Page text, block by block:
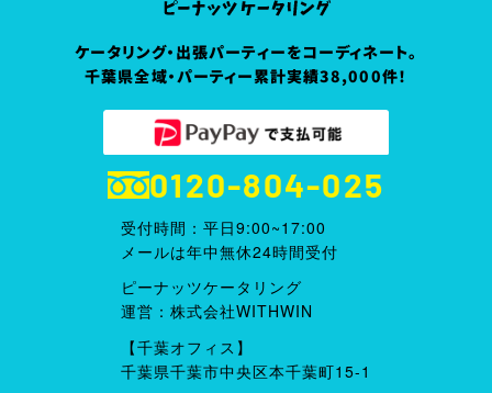
ケータリング・出張パーティーをコーディネート。
千葉県全域・パーティー累計実績38,000件！
0120-804-025
受付時間：平日9:00~17:00
メールは年中無休24時間受付
ピーナッツケータリング
運営：株式会社WITHWIN
【千葉オフィス】
千葉県千葉市中央区本千葉町15-1